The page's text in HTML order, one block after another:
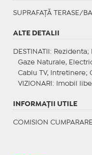
SUPRAFAȚĂ TERASE/
ALTE DETALII
DESTINATII : Rezidenta;
Gaze Naturale,
Cablu TV, Intretinere;
VIZIONARI : Imobil
INFORMAŢII UTILE
COMISION